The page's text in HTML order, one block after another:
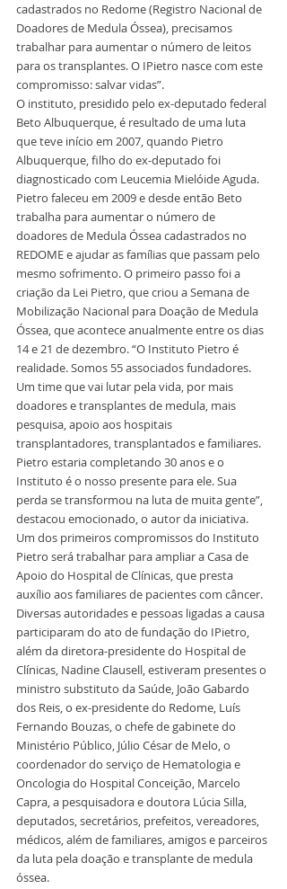
cadastrados no Redome (Registro Nacional de
Doadores de Medula Óssea), precisamos
trabalhar para aumentar o número de leitos
para os transplantes. O IPietro nasce com este
compromisso: salvar vidas”.
O instituto, presidido pelo ex-deputado federal
Beto Albuquerque, é resultado de uma luta
que teve início em 2007, quando Pietro
Albuquerque, filho do ex-deputado foi
diagnosticado com Leucemia Mielóide Aguda.
Pietro faleceu em 2009 e desde então Beto
trabalha para aumentar o número de
doadores de Medula Óssea cadastrados no
REDOME e ajudar as famílias que passam pelo
mesmo sofrimento. O primeiro passo foi a
criação da Lei Pietro, que criou a Semana de
Mobilização Nacional para Doação de Medula
Óssea, que acontece anualmente entre os dias
14 e 21 de dezembro. “O Instituto Pietro é
realidade. Somos 55 associados fundadores.
Um time que vai lutar pela vida, por mais
doadores e transplantes de medula, mais
pesquisa, apoio aos hospitais
transplantadores, transplantados e familiares.
Pietro estaria completando 30 anos e o
Instituto é o nosso presente para ele. Sua
perda se transformou na luta de muita gente”,
destacou emocionado, o autor da iniciativa.
Um dos primeiros compromissos do Instituto
Pietro será trabalhar para ampliar a Casa de
Apoio do Hospital de Clínicas, que presta
auxílio aos familiares de pacientes com câncer.
Diversas autoridades e pessoas ligadas a causa
participaram do ato de fundação do IPietro,
além da diretora-presidente do Hospital de
Clínicas, Nadine Clausell, estiveram presentes o
ministro substituto da Saúde, João Gabardo
dos Reis, o ex-presidente do Redome, Luís
Fernando Bouzas, o chefe de gabinete do
Ministério Público, Júlio César de Melo, o
coordenador do serviço de Hematologia e
Oncologia do Hospital Conceição, Marcelo
Capra, a pesquisadora e doutora Lúcia Silla,
deputados, secretários, prefeitos, vereadores,
médicos, além de familiares, amigos e parceiros
da luta pela doação e transplante de medula
óssea.